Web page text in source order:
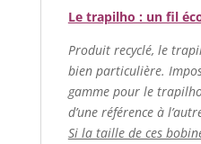
Le trapilho : un fil
Produit recyclé, le
bien particulière.
gamme pour le
d’une référence à
Si la taille de ces